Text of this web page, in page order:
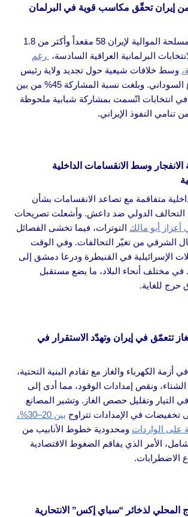
إيران تحقّق مكاسب قوية في البرلمان
حصدت الفصائل المسلحة الموالية لإيران 58 مقعداً وأكثر من 1.8
البرلمانية العراقية السادسة، رغم
وسط خلافات شيعية حول تجديد ولاية رئيس
الوزراء محمد شياع السوداني. وبلغت نسبة المشاركة 45% من بين
في انتخابات اتّسمت بمشاركة شبابية ملحوظة
النفوذ الإيراني.
وسط الانقسامات الداخلية
متفاقمة مع تصاعد الانقسامات بشأن
الدولي ضد داعش. وأشعلت تصريحات
أعزاز أبو مالك التوترات، فيما تخشى الفصائل
الشرقي من تغيّر التحالفات. وفي الوقت
الإسرائيلية في القنيطرة ودرعا دمشق إلى
في مختلف أنحاء البلاد، ما يضع مستقبل
حرج للغاية.
تتعمّق في إيران وتهدّد الاستقرار في
أزمة الكهرباء والغاز مع تقادم البنية التحتية،
ونقص إمدادات الوقود، مما أدى إلى
التيار وتقليل حصص الغاز. وتشير المصانع
تخفيضات في الإمدادات تتراوح
بين 20–30%،
على الواردات ومحدودية خطوط الأنابيب من
الأمر الذي يفاقم الضغوط الاقتصادية
الاضطرابات.
المحلي لذخائر “سباي إكس” الانتحارية